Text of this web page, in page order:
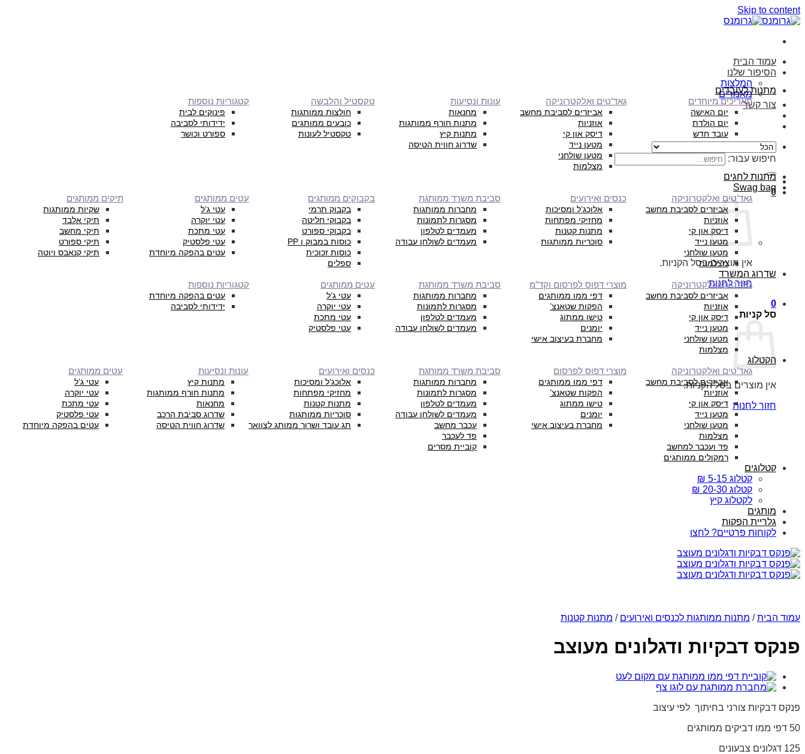
Skip to content
עמוד הבית
הסיפור שלנו
המלצות
מאמרים
צור קשר
חיפוש עבור:
0
אין מוצרים בסל הקניות.
חזור לחנות
0
סל קניות
אין מוצרים בסל הקניות.
חזור לחנות
מתנות לעובדים
תאריכים מיוחדים
יום האישה
יום הולדת
עובד חדש
גאד’טים ואלקטרוניקה
אביזרים לסביבת מחשב
אוזניות
דיסק און קי
מטען נייד
מטען שולחני
מצלמות
עונות ונסיעות
מחנאות
מתנות חורף ממותגות
מתנות קיץ
שדרוג חווית הטיסה
טקסטיל והלבשה
חולצות ממותגות
כובעים ממותגים
טקסטיל לעונות
קטגוריות נוספות
פינוקים לבית
ידידותי לסביבה
ספורט וכושר
מתנות לחגים
Swag bag
גאד’טים ואלקטרוניקה
אביזרים לסביבת מחשב
אוזניות
דיסק און קי
מטען נייד
מטען שולחני
מצלמות
כנסים ואירועים
אלוכג’ל ומסיכות
מחזיקי מפתחות
מתנות קטנות
סוכריות ממותגות
סביבת משרד ממותגת
מחברות ממותגות
מסגרות לתמונות
מעמדים לטלפון
מעמדים לשולחן עבודה
בקבוקים ממותגים
בקבוק תרמי
בקבוקי חליטה
בקבוקי ספורט
כוסות במבוק ו PP
כוסות זכוכית
ספלים
עטים ממותגים
עטי ג’ל
עטי יוקרה
עטי מתכת
עטי פלסטיק
עטים בהפקה מיוחדת
תיקים ממותגים
שקיות ממותגות
תיקי אלבד
תיקי מחשב
תיקי ספורט
תיקי קנאבס ויוטה
שדרוג המשרד
גאד’טים ואלקטרוניקה
אביזרים לסביבת מחשב
אוזניות
דיסק און קי
מטען נייד
מטען שולחני
מצלמות
מוצרי דפוס לפרסום וקד”מ
דפי ממו ממותגים
הפקות שטאנצ’
טישו ממתוג
יומנים
מחברת בעיצוב אישי
סביבת משרד ממותגת
מחברות ממותגות
מסגרות לתמונות
מעמדים לטלפון
מעמדים לשולחן עבודה
עטים ממותגים
עטי ג’ל
עטי יוקרה
עטי מתכת
עטי פלסטיק
קטגוריות נוספות
עטים בהפקה מיוחדת
ידידותי לסביבה
הקטלוג
גאד’טים ואלקטרוניקה
אביזרים לסביבת מחשב
אוזניות
דיסק און קי
מטען נייד
מטען שולחני
מצלמות
פד ועכבר למחשב
רמקולים ממותגים
מוצרי דפוס לפרסום
דפי ממו ממותגים
הפקות שטאנצ’
טישו ממתוג
יומנים
מחברת בעיצוב אישי
סביבת משרד ממותגת
מחברות ממותגות
מסגרות לתמונות
מעמדים לטלפון
מעמדים לשולחן עבודה
עכבר מחשב
פד לעכבר
קוביית מסרים
כנסים ואירועים
אלוכג’ל ומסיכות
מחזיקי מפתחות
מתנות קטנות
סוכריות ממותגות
תג עובד ושרוך ממותג לצוואר
עונות ונסיעות
מתנות קיץ
מתנות חורף ממותגות
מחנאות
שדרוג סביבת הרכב
שדרוג חווית הטיסה
עטים ממותגים
עטי ג’ל
עטי יוקרה
עטי מתכת
עטי פלסטיק
עטים בהפקה מיוחדת
קטלוגים
קטלוג 5-15 ₪
קטלוג 20-30 ₪
לקטלוג קיץ
מותגים
גלריית הפקות
לקוחות פרטיים? לחצו
עמוד הבית / מתנות ממותגות לכנסים ואירועים / מתנות קטנות
פנקס דבקיות ודגלונים מעוצב
פנקס דבקיות צורני בחיתוך לפי עיצוב
50 דפי ממו דביקים ממותגים
125 דגלונים צבעונים